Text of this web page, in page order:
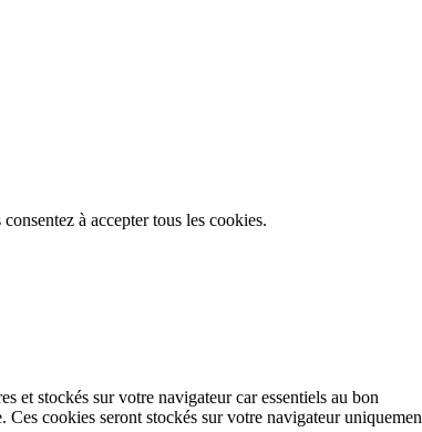
à accepter tous les cookies.
et stockés sur votre navigateur car essentiels au bon
cookies seront stockés sur votre navigateur